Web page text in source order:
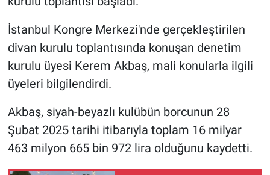
İstanbul Kongre Merkezi'nde gerçekleştirilen
divan kurulu toplantısında konuşan denetim
kurulu üyesi Kerem Akbaş, mali konularla ilgili
üyeleri bilgilendirdi.
Akbaş, siyah-beyazlı kulübün borcunun 28
Şubat 2025 tarihi itibarıyla toplam 16 milyar
463 milyon 665 bin 972 lira olduğunu kaydetti.
Gündem Özel
Günün görüntüsü
Haber
İlan
Kimdir